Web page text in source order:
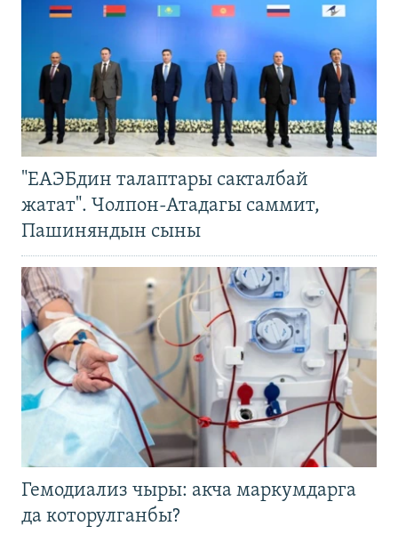
"ЕАЭБдин талаптары сакталбай
жатат". Чолпон-Атадагы саммит,
Пашиняндын сыны
Гемодиализ чыры: акча маркумдарга
да которулганбы?